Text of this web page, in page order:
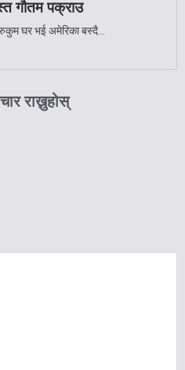
गौतम पक्राउ
घर भई अमेरिका बस्दै...
राख्नुहोस्